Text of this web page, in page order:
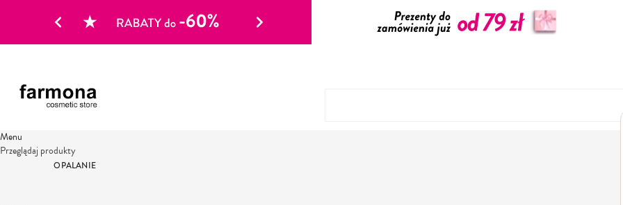
Menu
Przeglądaj produkty
OPALANIE